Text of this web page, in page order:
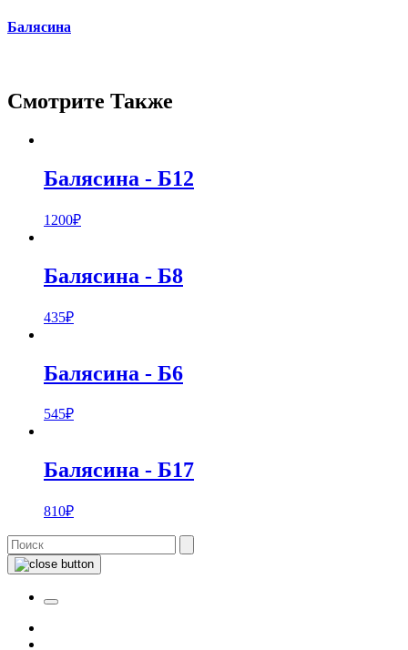
Балясина
Смотрите Также
Балясина - Б12
1200₽
Балясина - Б8
435₽
Балясина - Б6
545₽
Балясина - Б17
810₽